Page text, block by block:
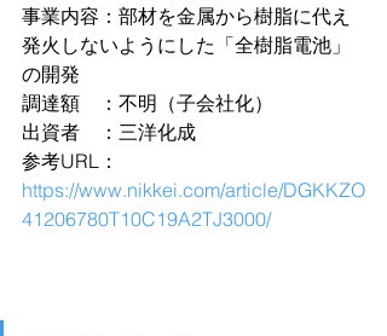
事業内容：部材を金属から樹脂に代え
発火しないようにした「全樹脂電池」
の開発
調達額　：不明（子会社化）
出資者　：三洋化成
参考URL：
https://www.nikkei.com/article/DGKKZO
41206780T10C19A2TJ3000/